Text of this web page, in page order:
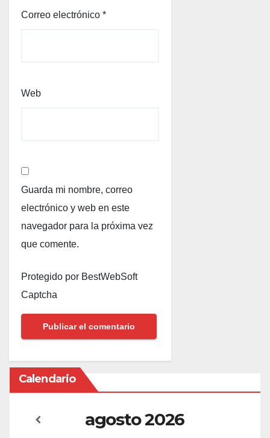
Correo electrónico *
Web
Guarda mi nombre, correo
electrónico y web en este
navegador para la próxima vez
que comente.
Protegido por BestWebSoft
Captcha
Calendario
agosto2026